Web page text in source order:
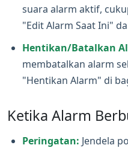
suara alarm aktif,
"Edit Alarm Saat Ini"
Hentikan/Batalkan
membatalkan alarm
"Hentikan Alarm" di
Ketika Alarm
Peringatan: Jendela